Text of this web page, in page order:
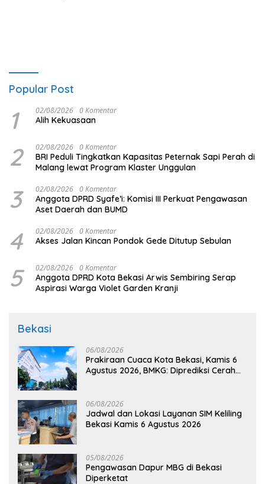
Popular Post
1 02/08/2026 0 Komentar
Alih Kekuasaan
2 02/08/2026 0 Komentar
BRI Peduli Tingkatkan Kapasitas Peternak Sapi Perah di
Malang lewat Program Klaster Unggulan
3 02/08/2026 0 Komentar
Anggota DPRD Syafe’i: Komisi III Perkuat Pengawasan
Aset Daerah dan BUMD
4 02/08/2026 0 Komentar
Akses Jalan Kincan Pondok Gede Ditutup Sebulan
5 02/08/2026 0 Komentar
Anggota DPRD Kota Bekasi Arwis Sembiring Serap
Aspirasi Warga Violet Garden Kranji
Bekasi
06/08/2026
Prakiraan Cuaca Kota Bekasi, Kamis 6
Agustus 2026, BMKG: Diprediksi Cerah
06/08/2026
Jadwal dan Lokasi Layanan SIM Keliling
Bekasi Kamis 6 Agustus 2026
05/08/2026
Pengawasan Dapur MBG di Bekasi
Diperketat